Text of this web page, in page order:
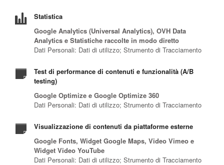
Statistica
Google Analytics (Universal Analytics), OVH Data
Analytics e Statistiche raccolte in modo diretto
Dati Personali: Dati di utilizzo; Strumento di Tracciamento
Test di performance di contenuti e funzionalità (A/B
testing)
Google Optimize e Google Optimize 360
Dati Personali: Dati di utilizzo; Strumento di Tracciamento
Visualizzazione di contenuti da piattaforme esterne
Google Fonts, Widget Google Maps, Video Vimeo e
Widget Video YouTube
Dati Personali: Dati di utilizzo; Strumento di Tracciamento